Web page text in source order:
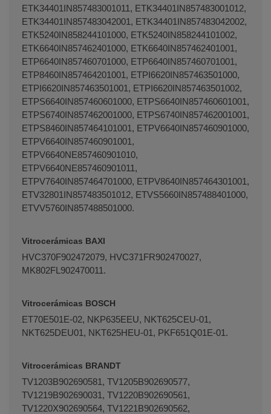
ETK34401IN857483001011, ETK34401IN857483001012,
ETK34401IN857483042001, ETK34401IN857483042002,
ETK5240IN858244101000, ETK5240IN858244101002,
ETK6640IN857462401000, ETK6640IN857462401001,
ETP6640IN857460701000, ETP6640IN857460701001,
ETP8460IN857464201001, ETPI6620IN857463501000,
ETPI6620IN857463501001, ETPI6620IN857463501002,
ETPS6640IN857460601000, ETPS6640IN857460601001,
ETPS6740IN857462001000, ETPS6740IN857462001001,
ETPS8460IN857464101001, ETPV6640IN857460901000,
ETPV6640IN857460901001,
ETPV6640NE857460901010,
ETPV6640NE857460901011,
ETPV7640IN857464701000, ETPV8640IN857464301001,
ETV32801IN857483501012, ETVS5660IN857488401000,
ETVV5760IN857488501000.
Vitrocerámicas BAXI
HVC370F902472079, HVC371FR902470027,
MK802FL902470011.
Vitrocerámicas BOSCH
ET70E501E-02, NKP635EEU, NKT625CEU-01,
NKT625DEU01, NKT625HEU-01, PKF651Q01E-01.
Vitrocerámicas BRANDT
TV1203B902690581, TV1205B902690577,
TV1219B902690031, TV1220B902690561,
TV1220X902690564, TV1221B902690562,